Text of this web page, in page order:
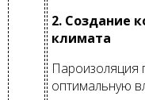
2. Создание
климата
Пароизоляция
оптимальную